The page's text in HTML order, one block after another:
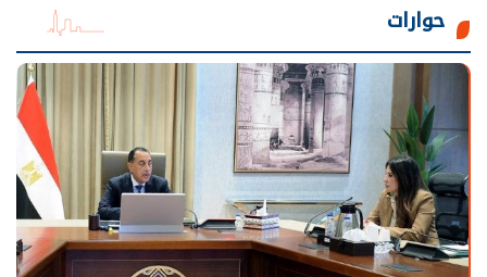
حوارات